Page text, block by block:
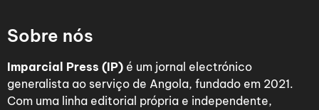
Sobre nós
Imparcial Press (IP) é um jornal electrónico
generalista ao serviço de Angola, fundado em 2021.
Com uma linha editorial própria e independente,